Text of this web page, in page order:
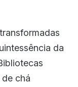
da
chá